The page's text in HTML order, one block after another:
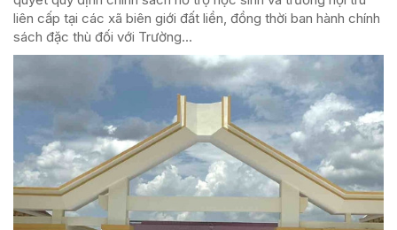
liên cấp tại các xã biên giới đất liền, đồng thời ban hành chính
sách đặc thù đối với Trường...